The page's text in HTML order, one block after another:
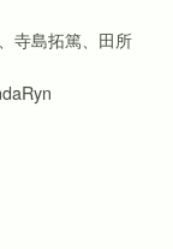
寺島拓篤、田所